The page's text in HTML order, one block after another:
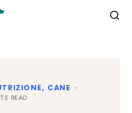
CANE
READ